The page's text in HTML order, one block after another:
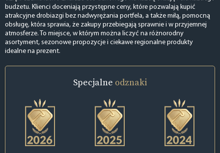
budżetu. Klienci doceniają przystępne ceny, które pozwalają kupić
atrakcyjne drobiazgi bez nadwyrężania portfela, a także miłą, pomocną
obsługę, która sprawia, że zakupy przebiegają sprawnie i w przyjemnej
atmosferze. To miejsce, w którym można liczyć na różnorodny
asortyment, sezonowe propozycje i ciekawe regionalne produkty
idealne na prezent.
Specjalne odznaki